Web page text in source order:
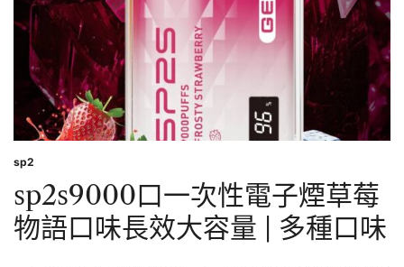
茉
莉
綠
茶
口
味
長
效
大
|
多
種
口
Posted
sp2
sp2s9000口一次性電子煙草莓
物語口味長效大容量 | 多種口味